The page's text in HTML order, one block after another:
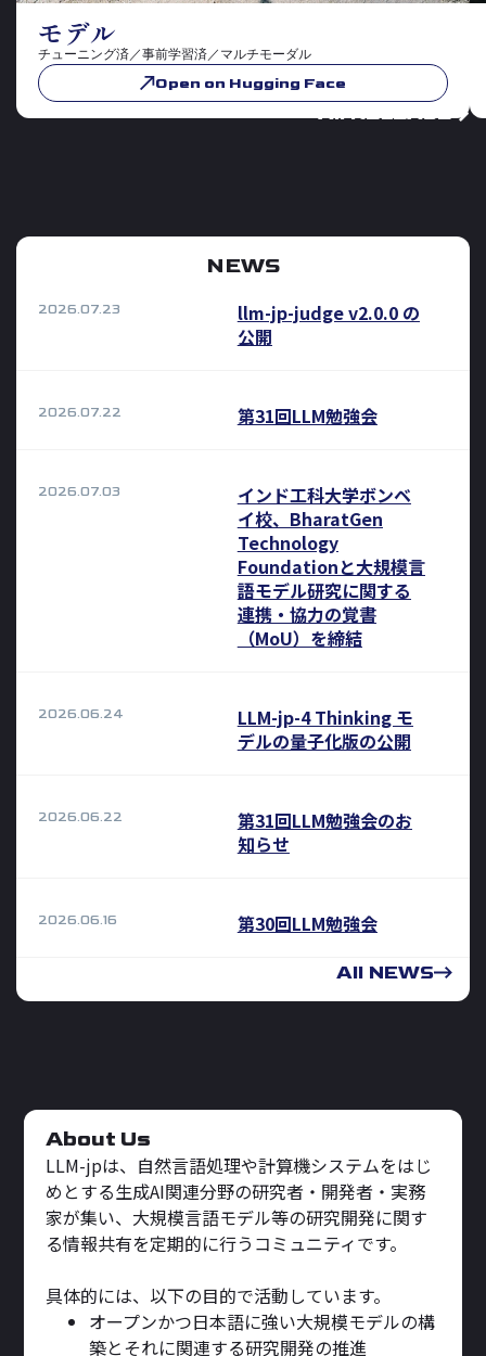
モデル
チューニング済／事前学習済／マルチモーダル
Open on Hugging Face
All RELEASE
NEWS
2026.07.23
llm-jp-judge v2.0.0 の
公開
2026.07.22 第31回LLM勉強会
2026.07.03
インド工科大学ボンベ
イ校、BharatGen
Technology
Foundationと大規模言
語モデル研究に関する
連携・協力の覚書
（MoU）を締結
2026.06.24
LLM-jp-4 Thinking モ
デルの量子化版の公開
2026.06.22
第31回LLM勉強会のお
知らせ
2026.06.16 第30回LLM勉強会
All NEWS
About Us
LLM-jpは、自然言語処理や計算機システムをはじ
めとする生成AI関連分野の研究者・開発者・実務
家が集い、大規模言語モデル等の研究開発に関す
る情報共有を定期的に行うコミュニティです。
具体的には、以下の目的で活動しています。
オープンかつ日本語に強い大規模モデルの構
築とそれに関連する研究開発の推進